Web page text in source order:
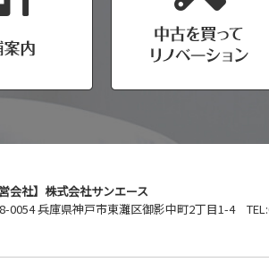
会社】株式会社サンエース
0054 兵庫県神戸市東灘区御影中町2丁目1-4